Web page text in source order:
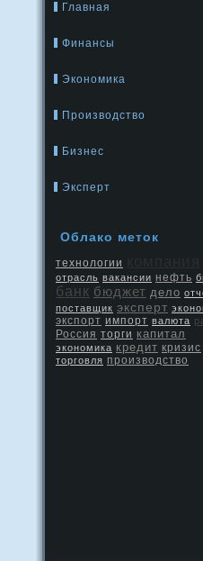
Главная
Финансы
Экономика
Производство
Бизнес
Эксперт
Облако метοк
технологии
отрасль вакансии нефть
банк бюджет дело
поставщик эксперт
экспорт импорт валюта
Россия торги капитал
экономика кредит кризис
торговля производство